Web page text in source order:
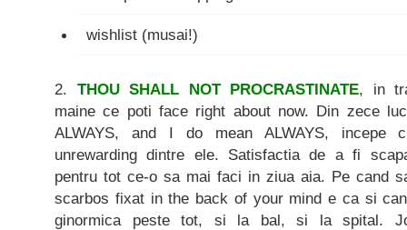
wishlist (musai!)
2. THOU SHALL NOT PROCRASTINATE, in
maine ce poti face right about now. Din zece
ALWAYS, and I do mean ALWAYS,
unrewarding dintre ele. Satisfactia de a fi
pentru tot ce-o sa mai faci in ziua aia. Pe cand
scarbos fixat in the back of your mind e ca si
ginormica peste tot, si la bal, si la spital.